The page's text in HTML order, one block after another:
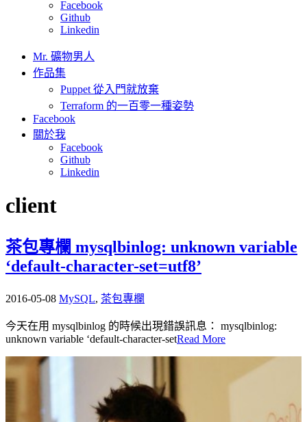
Facebook
Github
Linkedin
Mr. 礦物男人
作品集
Puppet 從入門就放棄
Terraform 的一百零一種姿勢
Facebook
關於我
Facebook
Github
Linkedin
client
茶包專欄 mysqlbinlog: unknown variable
‘default-character-set=utf8’
2016-05-08 MySQL, 茶包專欄
今天在用 mysqlbinlog 的時候出現錯誤訊息： mysqlbinlog:
unknown variable ‘default-character-setRead More